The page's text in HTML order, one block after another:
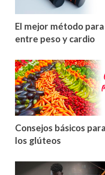
El mejor método
entre peso y cardio
Consejos básicos
los glúteos